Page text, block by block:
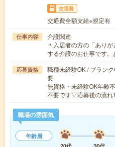
交通費
交通費全額支給※規定有
仕事内容
介護関連
＊入居者の方の「あり
する介護のお仕事です
応募資格
職種未経験OK / ブラン
要
無資格・未経験OK年齢
不要です▽応募後の流
職場の雰囲気
年齢層